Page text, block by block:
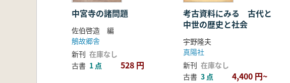
中宮寺の諸問題
佐伯啓造 編
鵤故郷舎
新刊 在庫なし
古書 1 点 528 円
考古資料にみる 古代と
中世の歴史と社会
宇野隆夫
真陽社
新刊 在庫なし
古書 3 点 4,400 円~